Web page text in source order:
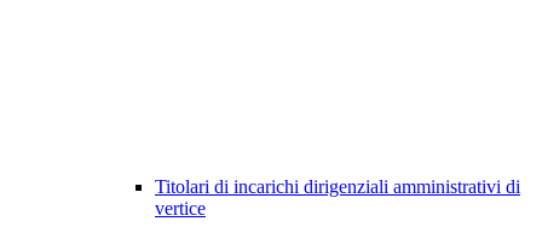
Titolari di incarichi dirigenziali amministrativi di
vertice